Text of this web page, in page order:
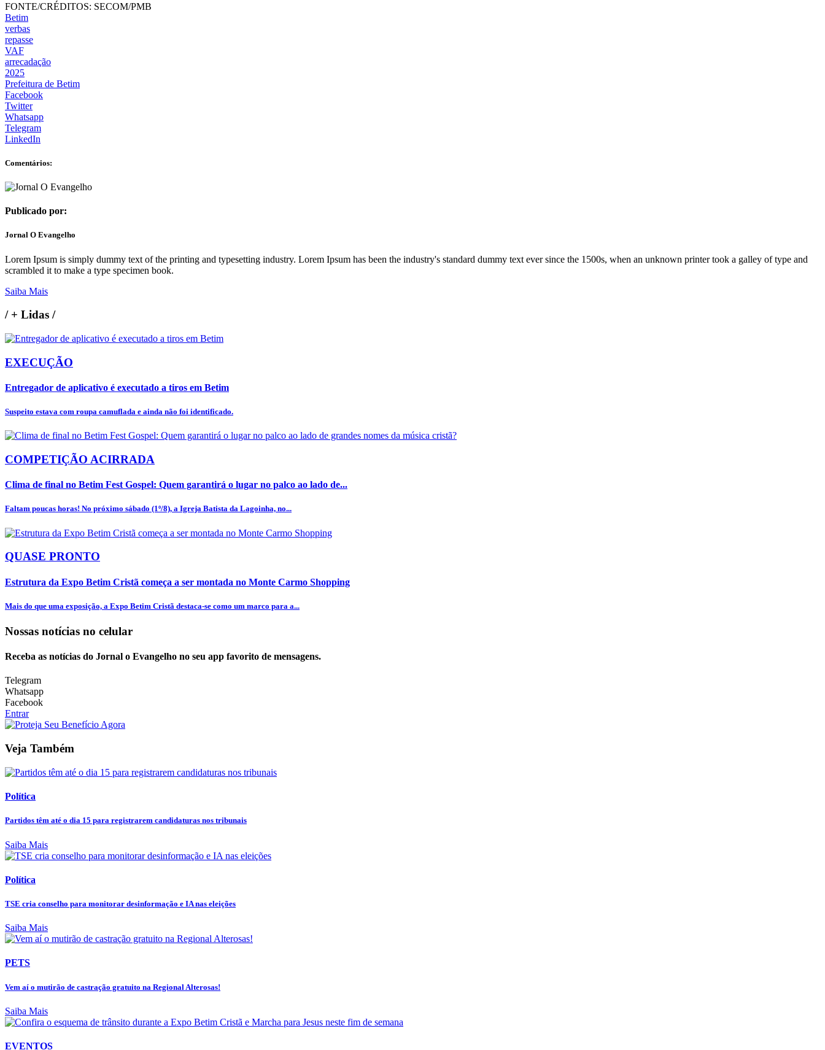
FONTE/CRÉDITOS: SECOM/PMB
Betim
verbas
repasse
VAF
arrecadação
2025
Prefeitura de Betim
Facebook
Twitter
Whatsapp
Telegram
LinkedIn
Comentários:
Publicado por:
Jornal O Evangelho
Lorem Ipsum is simply dummy text of the printing and typesetting industry. Lorem Ipsum has been the industry's standard dummy text ever since the 1500s, when an unknown printer took a galley of type and
scrambled it to make a type specimen book.
Saiba Mais
/+ Lidas /
EXECUÇÃO
Entregador de aplicativo é executado a tiros em Betim
Suspeito estava com roupa camuflada e ainda não foi identificado.
COMPETIÇÃO ACIRRADA
Clima de final no Betim Fest Gospel: Quem garantirá o lugar no palco ao lado de...
Faltam poucas horas! No próximo sábado (1º/8), a Igreja Batista da Lagoinha, no...
QUASE PRONTO
Estrutura da Expo Betim Cristã começa a ser montada no Monte Carmo Shopping
Mais do que uma exposição, a Expo Betim Cristã destaca-se como um marco para a...
Nossas notícias no celular
Receba as notícias do Jornal o Evangelho no seu app favorito de mensagens.
Telegram
Whatsapp
Facebook
Entrar
Veja Também
Política
Partidos têm até o dia 15 para registrarem candidaturas nos tribunais
Saiba Mais
Política
TSE cria conselho para monitorar desinformação e IA nas eleições
Saiba Mais
PETS
Vem aí o mutirão de castração gratuito na Regional Alterosas!
Saiba Mais
EVENTOS